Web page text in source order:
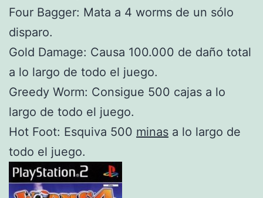
Four Bagger: Mata a 4 worms de un sólo
disparo.
Gold Damage: Causa 100.000 de daño total
a lo largo de todo el juego.
Greedy Worm: Consigue 500 cajas a lo
largo de todo el juego.
Hot Foot: Esquiva 500 minas a lo largo de
todo el juego.